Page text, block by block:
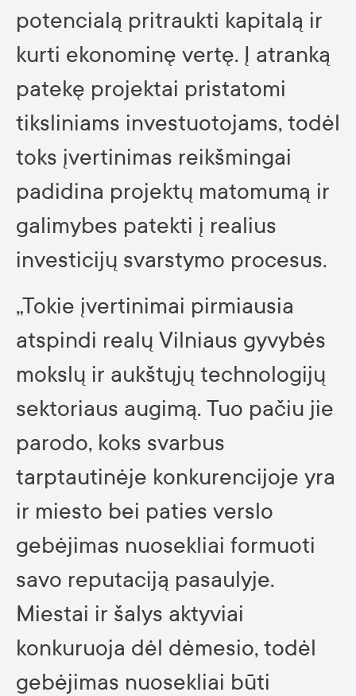
potencialą pritraukti kapitalą ir
kurti ekonominę vertę. Į atranką
patekę projektai pristatomi
tiksliniams investuotojams, todėl
toks įvertinimas reikšmingai
padidina projektų matomumą ir
galimybes patekti į realius
investicijų svarstymo procesus.
„Tokie įvertinimai pirmiausia
atspindi realų Vilniaus gyvybės
mokslų ir aukštųjų technologijų
sektoriaus augimą. Tuo pačiu jie
parodo, koks svarbus
tarptautinėje konkurencijoje yra
ir miesto bei paties verslo
gebėjimas nuosekliai formuoti
savo reputaciją pasaulyje.
Miestai ir šalys aktyviai
konkuruoja dėl dėmesio, todėl
gebėjimas nuosekliai būti